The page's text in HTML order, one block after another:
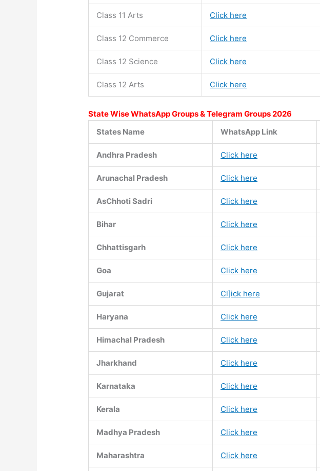
Class 11 Arts Click here
Class 12 Commerce Click here
Class 12 Science Click here
Class 12 Arts Click here
State Wise WhatsApp Groups & Telegram Groups 2026
States Name
WhatsApp Link
Andhra Pradesh Click here
Arunachal Pradesh Click here
AsChhoti Sadri Click here
Bihar Click here
Chhattisgarh Click here
Goa Click here
Gujarat Cl]ick here
Haryana Click here
Himachal Pradesh Click here
Jharkhand Click here
Karnataka Click here
Kerala Click here
Madhya Pradesh Click here
Maharashtra Click here